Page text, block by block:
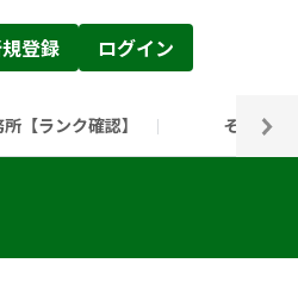
登録 ログイン
【ランク確認】 その他